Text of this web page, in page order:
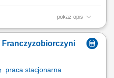
pokaż opis
działalności gospodarczej w
i zamówień.
do potrzeb lokalnego rynku.
Franczyzobiorczyni
praca stacjonarna